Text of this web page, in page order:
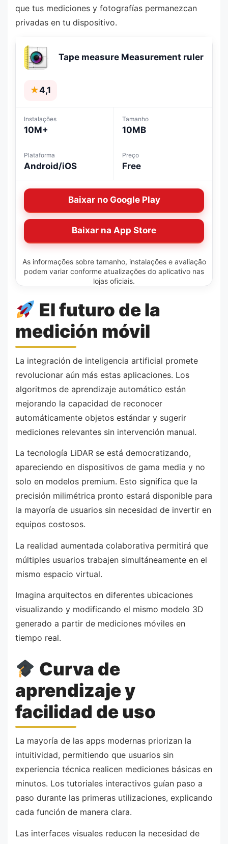
que tus mediciones y fotografías permanezcan
privadas en tu dispositivo.
Tape measure Measurement ruler
★4,1
Instalações
10M+
Tamanho
10MB
Plataforma
Android/iOS
Preço
Free
Baixar no Google Play
Baixar na App Store
As informações sobre tamanho, instalações e avaliação
podem variar conforme atualizações do aplicativo nas
lojas oficiais.
El futuro de la
medición móvil
La integración de inteligencia artificial promete
revolucionar aún más estas aplicaciones. Los
algoritmos de aprendizaje automático están
mejorando la capacidad de reconocer
automáticamente objetos estándar y sugerir
mediciones relevantes sin intervención manual.
La tecnología LiDAR se está democratizando,
apareciendo en dispositivos de gama media y no
solo en modelos premium. Esto significa que la
precisión milimétrica pronto estará disponible para
la mayoría de usuarios sin necesidad de invertir en
equipos costosos.
La realidad aumentada colaborativa permitirá que
múltiples usuarios trabajen simultáneamente en el
mismo espacio virtual.
Imagina arquitectos en diferentes ubicaciones
visualizando y modificando el mismo modelo 3D
generado a partir de mediciones móviles en
tiempo real.
Curva de
aprendizaje y
facilidad de uso
La mayoría de las apps modernas priorizan la
intuitividad, permitiendo que usuarios sin
experiencia técnica realicen mediciones básicas en
minutos. Los tutoriales interactivos guían paso a
paso durante las primeras utilizaciones, explicando
cada función de manera clara.
Las interfaces visuales reducen la necesidad de